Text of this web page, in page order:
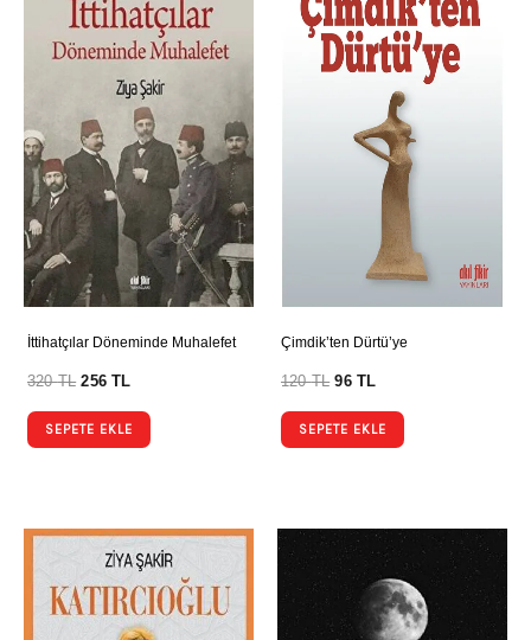
İttihatçılar Döneminde Muhalefet
320TL 256TL
SEPETE EKLE
Çimdik’ten Dürtü’ye
120TL 96TL
SEPETE EKLE